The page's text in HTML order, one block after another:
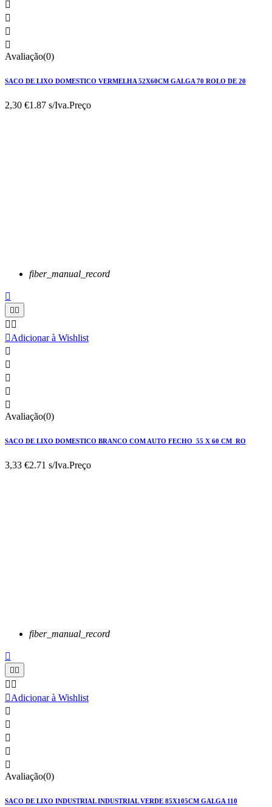




Avaliação(0)
SACO DE LIXO DOMESTICO VERMELHA 52X60CM GALGA 70 ROLO DE 20
2,30 €1.87 s/Iva.Preço
fiber_manual_record

 
 
Adicionar à Wishlist





Avaliação(0)
SACO DE LIXO DOMESTICO BRANCO COM AUTO FECHO 55 X 60 CM RO
3,33 €2.71 s/Iva.Preço
fiber_manual_record

 
 
Adicionar à Wishlist





Avaliação(0)
SACO DE LIXO INDUSTRIAL INDUSTRIAL VERDE 85X105CM GALGA 110